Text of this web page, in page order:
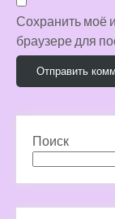
Сохранить моё
браузере для
Поиск